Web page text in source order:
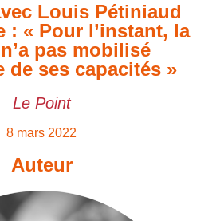
Louis Pétiniaud
: « Pour l’instant, la
pas mobilisé
de ses capacités »
Le Point
8 mars 2022
Auteur